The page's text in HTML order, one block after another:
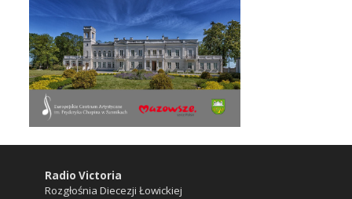
Radio Victoria
Rozgłośnia Diecezji Łowickiej